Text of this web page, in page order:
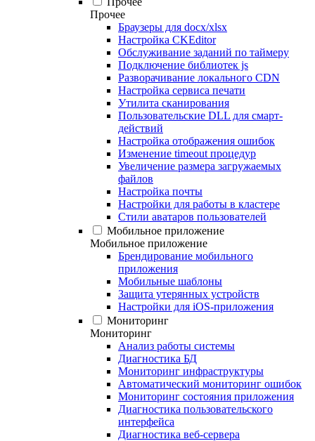
Прочее
Браузеры для docx/xlsx
Настройка CKEditor
Обслуживание заданий по таймеру
Подключение библиотек js
Разворачивание локального CDN
Настройка сервиса печати
Утилита сканирования
Пользовательские DLL для смарт-
действий
Настройка отображения ошибок
Изменение timeout процедур
Увеличение размера загружаемых
файлов
Настройка почты
Настройки для работы в кластере
Стили аватаров пользователей
Мобильное приложение
Мобильное приложение
Брендирование мобильного
приложения
Мобильные шаблоны
Защита утерянных устройств
Настройки для iOS-приложения
Мониторинг
Мониторинг
Анализ работы системы
Диагностика БД
Мониторинг инфраструктуры
Автоматический мониторинг ошибок
Мониторинг состояния приложения
Диагностика пользовательского
интерфейса
Диагностика веб-сервера